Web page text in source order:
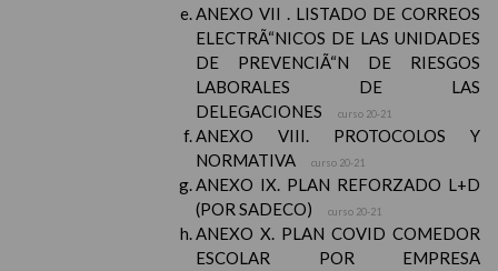
ANEXO VII . LISTADO DE CORREOS
ELECTRÃ“NICOS DE LAS UNIDADES
DE PREVENCIÃ“N DE RIESGOS
LABORALES DE LAS
DELEGACIONES
curso 20-21
ANEXO VIII. PROTOCOLOS Y
NORMATIVA
curso 20-21
ANEXO IX. PLAN REFORZADO L+D
(POR SADECO)
curso 20-21
ANEXO X. PLAN COVID COMEDOR
ESCOLAR POR EMPRESA